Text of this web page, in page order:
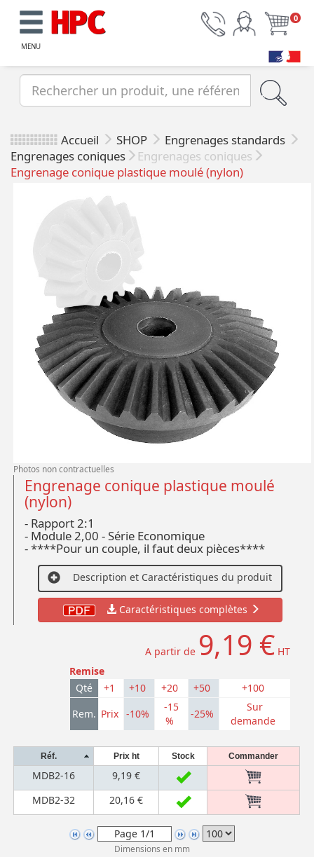
MENU
0
Accueil SHOP
Engrenages standards
Engrenages coniques
Engrenages coniques
Engrenage conique plastique moulé (nylon)
Photos non contractuelles
Engrenage conique plastique moulé
(nylon)
- Rapport 2:1
- Module 2,00 - Série Economique
- ****Pour un couple, il faut deux pièces****
Description et Caractéristiques du produit
Caractéristiques complètes
A partir de 9,19 € HT
Remise
Qté
+1 +10 +20 +50
+100
Rem. Prix -10%
-15
%
-25%
Sur
demande
Réf. Prix ht Stock Commander
MDB2-16
9,19 €
MDB2-32
20,16 €
Dimensions en mm